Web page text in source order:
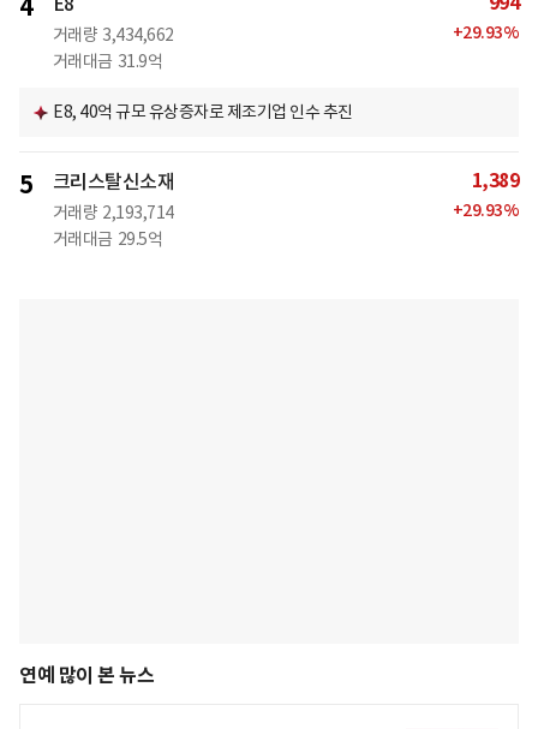
4
거래량 3,434,662
거래대금 31.9억
+29.93%
E8, 40억 규모 유상증자로 제조기업 인수 추진
5 크리스탈신소재
거래량 2,193,714
거래대금 29.5억
1,389
+29.93%
연예 많이 본 뉴스